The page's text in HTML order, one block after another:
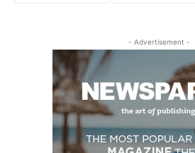
- Advertisement -